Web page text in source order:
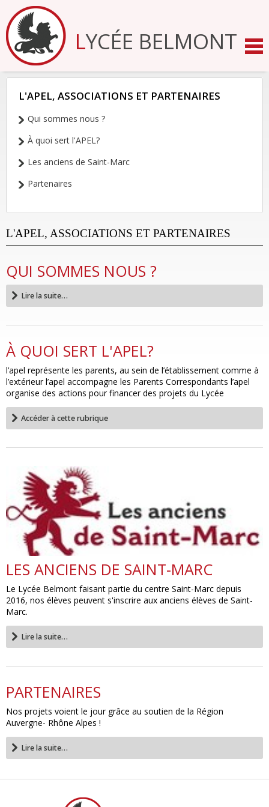
Aller
au
contenu.
|
Aller
LYCÉE BELMONT
NAVIGATION
L'APEL, ASSOCIATIONS ET PARTENAIRES
Qui sommes nous ?
À quoi sert l'APEL?
Les anciens de Saint-Marc
Partenaires
L'APEL, ASSOCIATIONS ET PARTENAIRES
QUI SOMMES NOUS ?
Lire la suite…
À QUOI SERT L'APEL?
l’apel représente les parents, au sein de l’établissement comme à
l’extérieur l’apel accompagne les Parents Correspondants l’apel
organise des actions pour financer des projets du Lycée
Accéder à cette rubrique
LES ANCIENS DE SAINT-MARC
Le Lycée Belmont faisant partie du centre Saint-Marc depuis
2016, nos élèves peuvent s'inscrire aux anciens élèves de Saint-
Marc.
Lire la suite…
PARTENAIRES
Nos projets voient le jour grâce au soutien de la Région
Auvergne- Rhône Alpes !
Lire la suite…